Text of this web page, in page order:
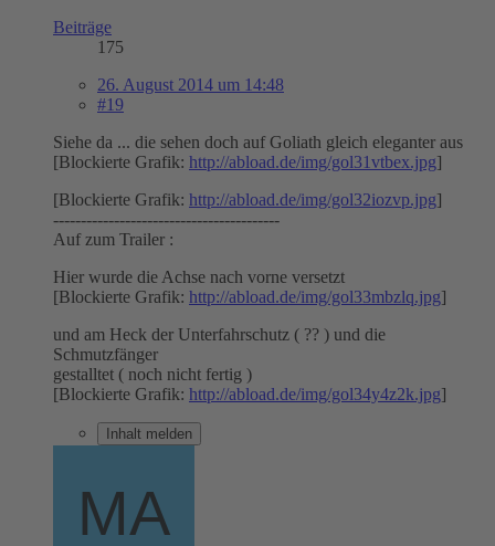
Beiträge
175
26. August 2014 um 14:48
#19
Siehe da ... die sehen doch auf Goliath gleich eleganter aus
[Blockierte Grafik: http://abload.de/img/gol31vtbex.jpg]
[Blockierte Grafik: http://abload.de/img/gol32iozvp.jpg]
-----------------------------------------
Auf zum Trailer :
Hier wurde die Achse nach vorne versetzt
[Blockierte Grafik: http://abload.de/img/gol33mbzlq.jpg]
und am Heck der Unterfahrschutz ( ?? ) und die
Schmutzfänger
gestalltet ( noch nicht fertig )
[Blockierte Grafik: http://abload.de/img/gol34y4z2k.jpg]
Inhalt melden